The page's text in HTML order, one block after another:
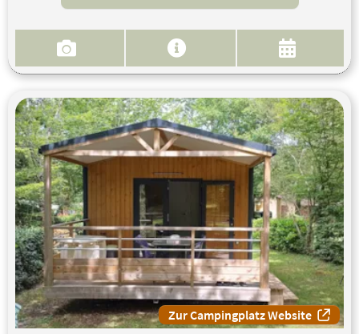
Zur Campingplatz Website